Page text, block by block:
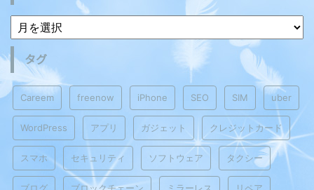
タグ
Careem freenow iPhone SEO SIM uber
WordPress アプリ ガジェット クレジットカード
スマホ セキュリティ ソフトウェア タクシー